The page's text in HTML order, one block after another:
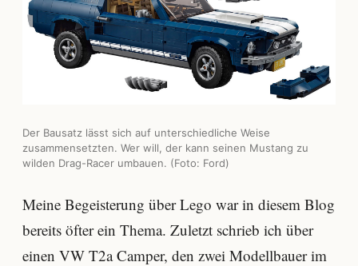
Der Bausatz lässt sich auf unterschiedliche Weise
zusammensetzten. Wer will, der kann seinen Mustang zu
wilden Drag-Racer umbauen. (Foto: Ford)
Meine Begeisterung über Lego war in diesem Blog
bereits öfter ein Thema. Zuletzt schrieb ich über
einen VW T2a Camper, den zwei Modellbauer im